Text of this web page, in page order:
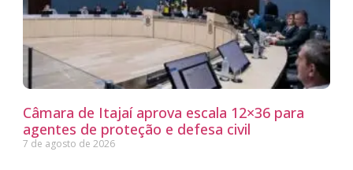
Câmara de Itajaí aprova escala 12×36 para
agentes de proteção e defesa civil
7 de agosto de 2026